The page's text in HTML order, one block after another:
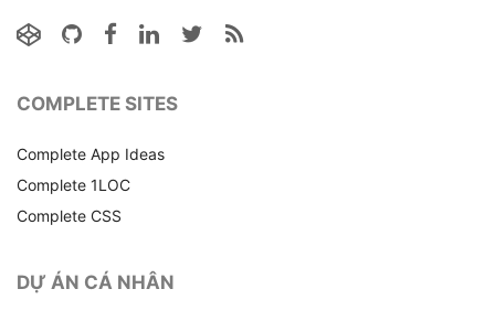
COMPLETE SITES
Complete App Ideas
Complete 1LOC
Complete CSS
DỰ ÁN CÁ NHÂN